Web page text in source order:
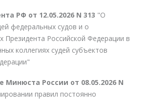
РФ от 12.05.2026 N 313 "О
федеральных судов и о
Президента Российской Федерации в
коллегиях судей субъектов
Минюста России от 08.05.2026 N
правил постоянно